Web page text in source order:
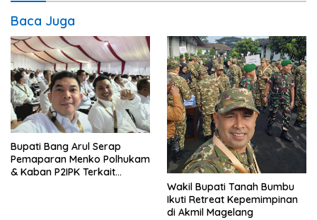
Baca Juga
Bupati Bang Arul Serap
Pemaparan Menko Polhukam
& Kaban P2IPK Terkait
Wakil Bupati Tanah Bumbu
Ikuti Retreat Kepemimpinan
di Akmil Magelang